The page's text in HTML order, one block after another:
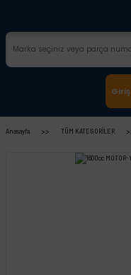
Giriş
Anasayfa TÜM KATEGORİLER